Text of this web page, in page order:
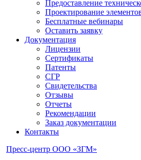
Предоставление
Проектирование
Бесплатные вебинары
Оставить заявку
Документация
Лицензии
Сертификаты
Патенты
СГР
Свидетельства
Отзывы
Отчеты
Рекомендации
Заказ документации
Контакты
Пресс-центр ООО «ЗГМ»